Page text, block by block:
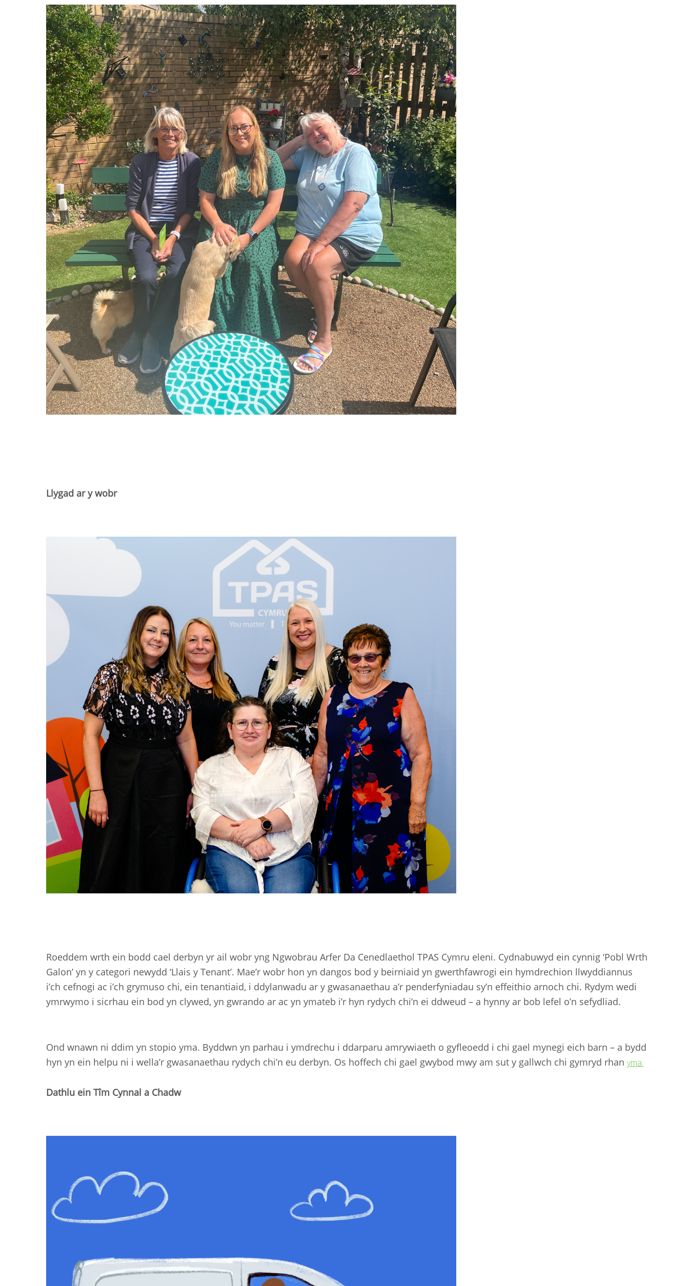
Llygad ar y wobr
Roeddem wrth ein bodd cael derbyn yr ail wobr yng Ngwobrau Arfer Da Cenedlaethol TPAS Cymru eleni. Cydnabuwyd ein cynnig ‘Pobl Wrth
Galon’ yn y categori newydd ‘Llais y Tenant’. Mae’r wobr hon yn dangos bod y beirniaid yn gwerthfawrogi ein hymdrechion llwyddiannus
i’ch cefnogi ac i’ch grymuso chi, ein tenantiaid, i ddylanwadu ar y gwasanaethau a’r penderfyniadau sy’n effeithio arnoch chi. Rydym wedi
ymrwymo i sicrhau ein bod yn clywed, yn gwrando ar ac yn ymateb i’r hyn rydych chi’n ei ddweud – a hynny ar bob lefel o’n sefydliad.
Ond wnawn ni ddim yn stopio yma. Byddwn yn parhau i ymdrechu i ddarparu amrywiaeth o gyfleoedd i chi gael mynegi eich barn – a bydd
hyn yn ein helpu ni i wella’r gwasanaethau rydych chi’n eu derbyn. Os hoffech chi gael gwybod mwy am sut y gallwch chi gymryd rhan yma.
Dathlu ein Tîm Cynnal a Chadw